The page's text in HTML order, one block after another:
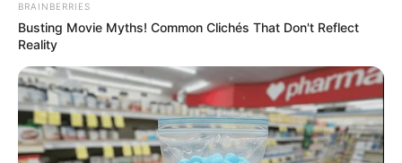
FACEBOOK ΑΡΈΣΕΙ
YOUTUBE ΕΓΓΡΑΦΕΊΤΕ
EMAIL ΑΚΟΛΟΥΘΉΣΤΕ
BRAINBERRIES
Busting Movie Myths! Common Clichés That Don't Reflect
Reality